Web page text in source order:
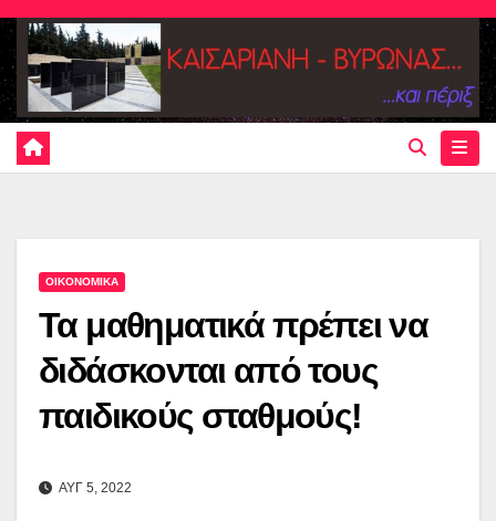
Skip
content
ΟΙΚΟΝΟΜΙΚΑ
Τα μαθηματικά πρέπει να
διδάσκονται από τους
παιδικούς σταθμούς!
ΑΥΓ 5, 2022